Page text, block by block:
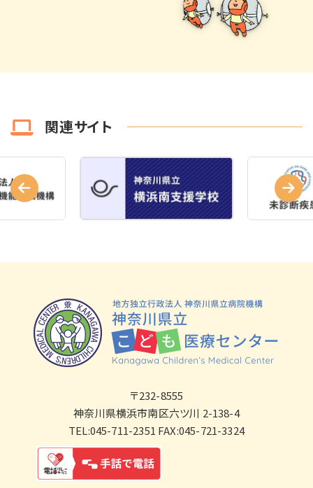
関連サイト
〒232-8555
神奈川県横浜市南区六ツ川 2-138-4
TEL:045-711-2351 FAX:045-721-3324